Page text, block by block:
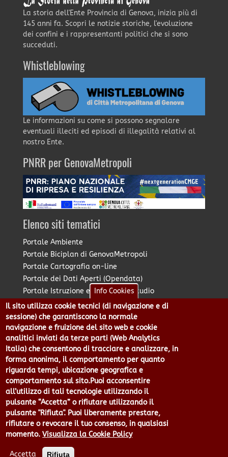
La storia dell'Ente Provincia di Genova, inizia più di
145 anni fa. Scopri le notizie storiche, l'evoluzione
dei confini e i rappresentanti politici che si sono
succeduti.
Whistleblowing
Le informazioni su come si possono segnalare
eventuali illeciti ed episodi di illegalità relativi al
nostro Ente.
PNRR per GenovaMetropoli
Elenco siti tematici
Portale Ambiente
Portale Biciplan di GenovaMetropoli
Portale Cartografia on-line
Portale dei Dati Aperti (Opendata)
Portale Istruzione e Diritto allo Studio
Portale Marketing Territoriale
Portale Piano Strategico Metropolitano
Portale PUMS di GenovaMetropoli
Portale Stazione Unica Appaltante
Pratico: procedimenti e istanze online
Città Metropolitana di Genova - Piazzale Mazzini 2 -16122 -
Genova | CF:80007350103 - P.Iva: 00949170104 | Codice IPA: cmge
Centralino 010 54991 Fax 010 5499244 URP 010 5499456
Num.Verde 800 509420 | P.E.C.:
pec@cert.cittametropolitana.genova.it
Privacy|Tecnologie e Accessibilità|Note Legali
sito Web
Info Cookies
Il sito utilizza cookie tecnici (di navigazione e di
sessione) che garantiscono la normale
navigazione e fruizione del sito web e cookie
analitici inviati da terze parti (Web Analytics
Italia) che consentono di tracciare e analizzare, in
forma anonima, il comportamento per quanto
riguarda tempi, ubicazione geografica e
comportamento sul sito.Puoi acconsentire
all’utilizzo di tali tecnologie utilizzando il
pulsante “Accetta” o rifiutare utilizzando il
pulsante "Rifiuta". Puoi liberamente prestare,
rifiutare o revocare il tuo consenso, in qualsiasi
momento. Visualizza la Cookie Policy
Accetta Rifiuta